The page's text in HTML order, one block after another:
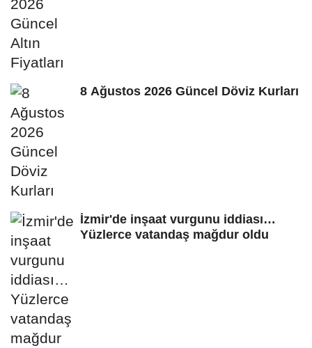
8 Ağustos 2026 Güncel Döviz Kurları
İzmir'de inşaat vurgunu iddiası…
Yüzlerce vatandaş mağdur oldu